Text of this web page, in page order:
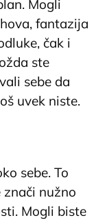
Mogli
fantazija
čak i
ste
sebe da
uvek niste.
sebe. To
znači nužno
Mogli biste